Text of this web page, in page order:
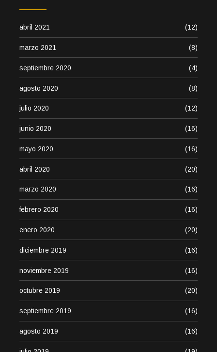
abril 2021 (12)
marzo 2021 (8)
septiembre 2020 (4)
agosto 2020 (8)
julio 2020 (12)
junio 2020 (16)
mayo 2020 (16)
abril 2020 (20)
marzo 2020 (16)
febrero 2020 (16)
enero 2020 (20)
diciembre 2019 (16)
noviembre 2019 (16)
octubre 2019 (20)
septiembre 2019 (16)
agosto 2019 (16)